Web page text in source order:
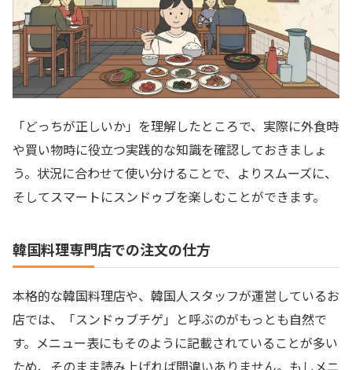
「どっちが正しいか」を理解したところで、実際に外食時
や買い物時に役立つ実践的な知識を確認しておきましょ
う。状況に合わせて使い分けることで、よりスムーズに、
そしてスマートにスンドゥブを楽しむことができます。
韓国料理専門店での注文の仕方
本格的な韓国料理店や、韓国人スタッフが運営しているお
店では、「スンドゥブチゲ」と呼ぶのがもっとも自然で
す。メニュー表にもそのように記載されていることが多い
ため、そのまま読み上げれば間違いありません。もしメニ